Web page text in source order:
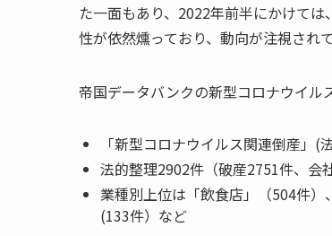
た一面もあり、2022年前半にかけて
性が依然燻っており、動向が注視されて
帝国データバンクの新型コロナウイル
「新型コロナウイルス関連倒産」(
法的整理2902件（破産2751件、会
業種別上位は「飲食店」（504件）
(133件）など